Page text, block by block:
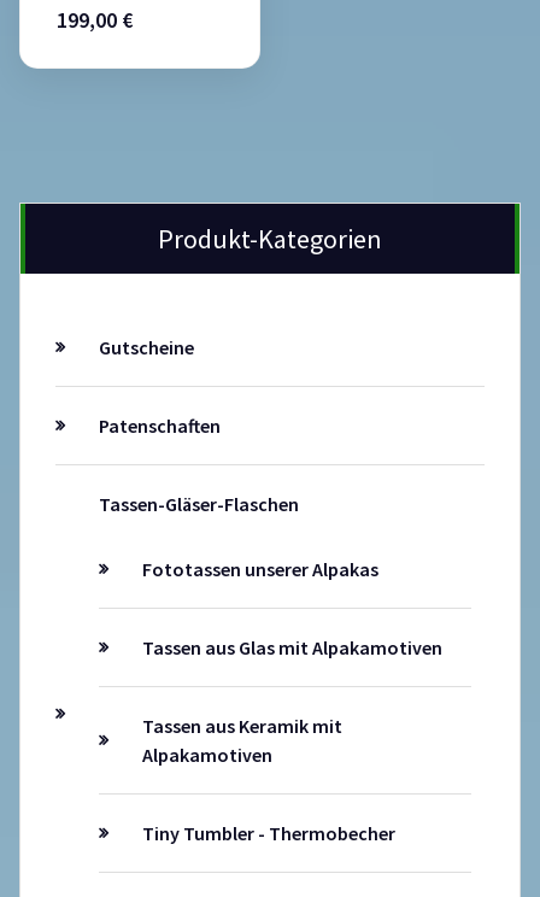
199,00 €
Produkt-Kategorien
Gutscheine
Patenschaften
Tassen-Gläser-Flaschen
Fototassen unserer Alpakas
Tassen aus Glas mit Alpakamotiven
Tassen aus Keramik mit
Alpakamotiven
Tiny Tumbler - Thermobecher